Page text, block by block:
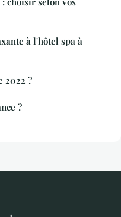
à l'hôtel spa à
2022 ?
?